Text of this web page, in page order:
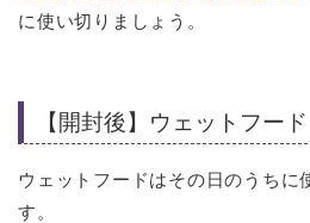
に使い切りましょう。
【開封後】ウェットフード
ウェットフードはその日のうちに
す。